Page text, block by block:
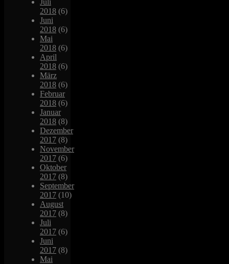
2018 (6)
Juni
2018 (6)
Mai
2018 (6)
April
2018 (6)
März
2018 (6)
Februar
2018 (6)
Januar
2018 (8)
Dezember
2017 (8)
November
2017 (6)
Oktober
2017 (8)
September
2017 (10)
August
2017 (8)
Juli
2017 (6)
Juni
2017 (8)
Mai